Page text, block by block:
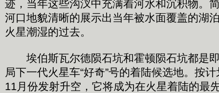
迹，当年这些沟汊中充满着河水和沉积物。
河口地貌清晰的展示出当年被水面覆盖的湖
火星潮湿的过去。
埃伯斯瓦尔德陨石坑和霍顿陨石坑都是
局下一代火星车“好奇”号的着陆候选地。按
11月份发射升空，它将成为在火星着陆的最